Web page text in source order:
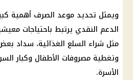
ويمثل تحديد موعد الصرف أهمية
الدعم النقدي يرتبط باحتياجات
مثل شراء السلع الغذائية، سداد بعض
وتغطية مصروفات الأطفال وكبار
الأسرة.